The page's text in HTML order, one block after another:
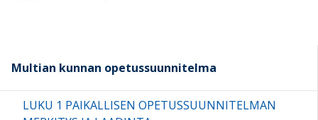
Multian kunnan opetussuunnitelma
LUKU 1 PAIKALLISEN OPETUSSUUNNITELMAN